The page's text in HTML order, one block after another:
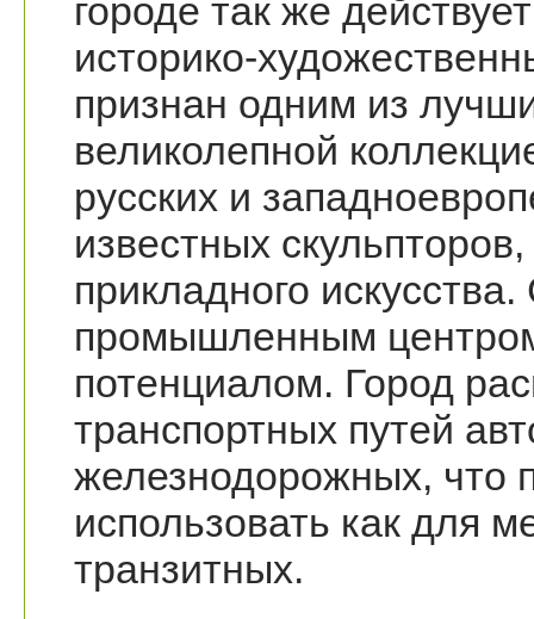
городе так же
историко-
признан одним из
великолепной
русских и
известных
прикладного
промышленным
потенциалом. Город
транспортных путей
железнодорожных, что
использовать как для
транзитных.